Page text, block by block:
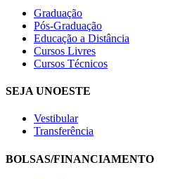
Graduação
Pós-Graduação
Educação a Distância
Cursos Livres
Cursos Técnicos
SEJA UNOESTE
Vestibular
Transferência
BOLSAS/FINANCIAMENTO